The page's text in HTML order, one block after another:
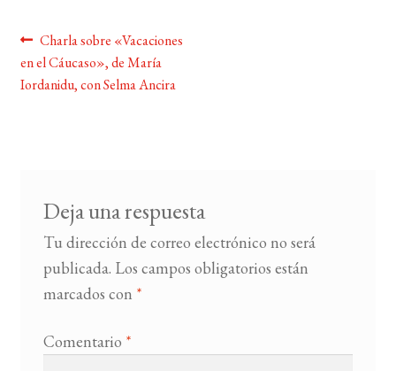
Navegación
de
Anterior:
Charla sobre «Vacaciones
en el Cáucaso», de María
Iordanidu, con Selma Ancira
Deja una respuesta
Tu dirección de correo electrónico no será
publicada. Los campos obligatorios están
marcados con *
Comentario *